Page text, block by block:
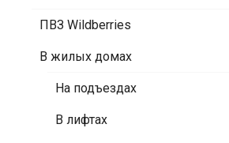
ПВЗ Wildberries
В жилых домах
На подъездах
В лифтах